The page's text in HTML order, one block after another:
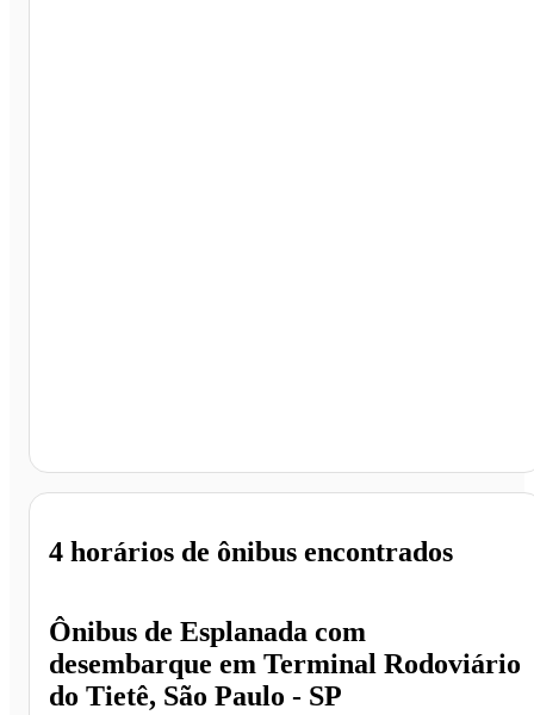
Ônibus de Esplanada com
desembarque em Terminal Rodoviário
do Tietê, São Paulo - SP
4 horários de ônibus encontrados